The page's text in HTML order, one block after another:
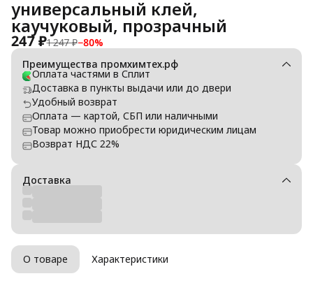
универсальный клей,
каучуковый, прозрачный
247 ₽1 247 ₽−80%
Преимущества промхимтех.рф
Оплата частями в Сплит
Доставка в пункты выдачи или до двери
Удобный возврат
Оплата — картой, СБП или наличными
Товар можно приобрести юридическим лицам
Возврат НДС 22%
Доставка
О товаре Характеристики